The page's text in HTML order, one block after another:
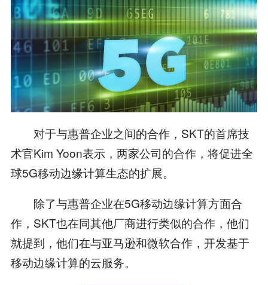
对于与惠普企业之间的合作，SKT的首席技
术官Kim Yoon表示，两家公司的合作，将促进全
球5G移动边缘计算生态的扩展。
除了与惠普企业在5G移动边缘计算方面合
作，SKT也在同其他厂商进行类似的合作，他们
就提到，他们在与亚马逊和微软合作，开发基于
移动边缘计算的云服务。